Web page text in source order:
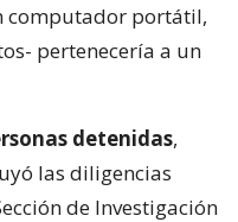
computador portátil,
pertenecería a un
detenidas,
las diligencias
de Investigación